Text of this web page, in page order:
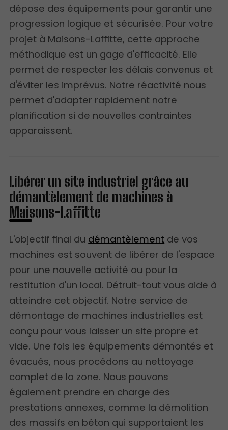
dépose des équipements pour garantir une
progression logique et sécurisée. Pour votre
projet à Maisons-Laffitte, cette approche
méthodique est un gage d'efficacité. Elle
permet de respecter les délais convenus et
d'éviter les imprévus. Notre réactivité nous
permet d'adapter rapidement notre
planification si de nouvelles contraintes
apparaissent.
Libérer un site industriel grâce au
démantèlement de machines à
Maisons-Laffitte
L'objectif final du démantèlement de vos
machines est souvent de libérer de l'espace
pour une nouvelle activité ou pour la
restitution d'un local. Détruit-tout vous aide à
atteindre cet objectif. Notre service de
démontage de machines industrielles est
conçu pour vous laisser un site propre et
vide. Une fois les équipements démontés et
évacués, nous procédons au nettoyage
complet de la zone. Nous pouvons
également prendre en charge des
prestations annexes, comme la démolition
des massifs en béton qui supportaient les